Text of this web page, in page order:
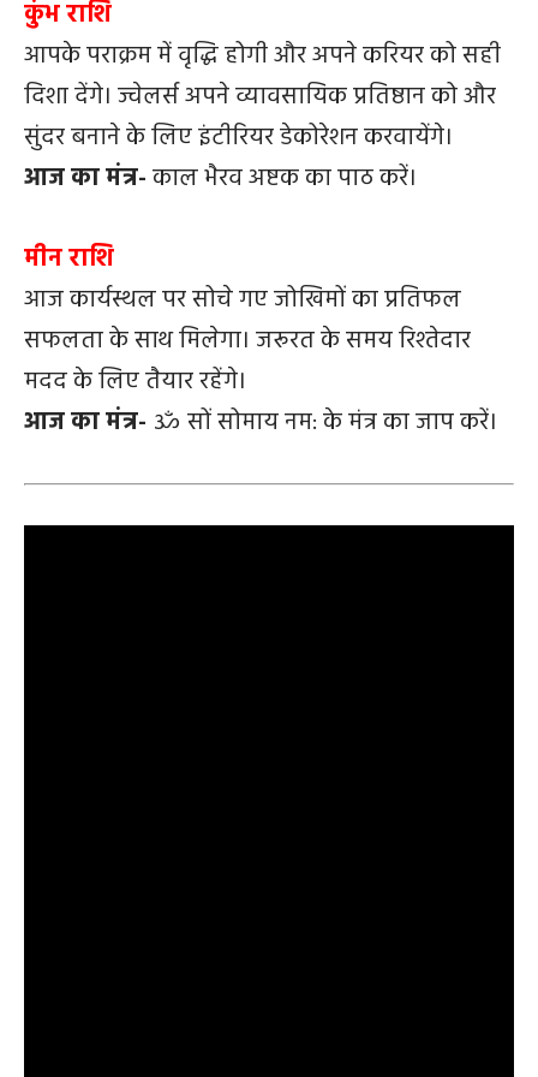
कुंभ राशि
आपके पराक्रम में वृद्धि होगी और अपने करियर को सही
दिशा देंगे। ज्वेलर्स अपने व्यावसायिक प्रतिष्ठान को और
सुंदर बनाने के लिए इंटीरियर डेकोरेशन करवायेंगे।
आज का मंत्र-काल भैरव अष्टक का पाठ करें।
मीन राशि
आज कार्यस्थल पर सोचे गए जोखिमों का प्रतिफल
सफलता के साथ मिलेगा। जरूरत के समय रिश्तेदार
मदद के लिए तैयार रहेंगे।
आज का मंत्र- ॐ सों सोमाय नम: के मंत्र का जाप करें।